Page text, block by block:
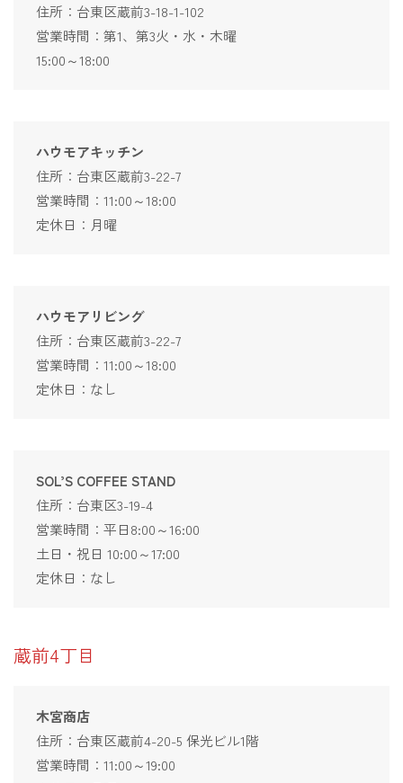
住所：台東区蔵前3-18-1-102
営業時間：第1、第3火・水・木曜
15:00～18:00
ハウモアキッチン
住所：台東区蔵前3-22-7
営業時間：11:00～18:00
定休日：月曜
ハウモアリビング
住所：台東区蔵前3-22-7
営業時間：11:00～18:00
定休日：なし
SOL’S COFFEE STAND
住所：台東区3-19-4
営業時間：平日8:00～16:00
土日・祝日 10:00～17:00
定休日：なし
蔵前4丁目
木宮商店
住所：台東区蔵前4-20-5 保光ビル1階
営業時間：11:00～19:00